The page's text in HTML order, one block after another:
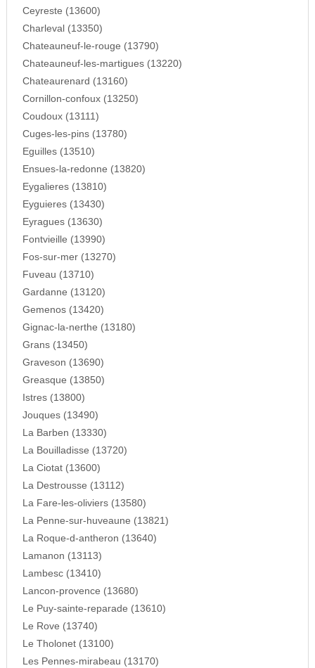
Ceyreste (13600)
Charleval (13350)
Chateauneuf-le-rouge (13790)
Chateauneuf-les-martigues (13220)
Chateaurenard (13160)
Cornillon-confoux (13250)
Coudoux (13111)
Cuges-les-pins (13780)
Eguilles (13510)
Ensues-la-redonne (13820)
Eygalieres (13810)
Eyguieres (13430)
Eyragues (13630)
Fontvieille (13990)
Fos-sur-mer (13270)
Fuveau (13710)
Gardanne (13120)
Gemenos (13420)
Gignac-la-nerthe (13180)
Grans (13450)
Graveson (13690)
Greasque (13850)
Istres (13800)
Jouques (13490)
La Barben (13330)
La Bouilladisse (13720)
La Ciotat (13600)
La Destrousse (13112)
La Fare-les-oliviers (13580)
La Penne-sur-huveaune (13821)
La Roque-d-antheron (13640)
Lamanon (13113)
Lambesc (13410)
Lancon-provence (13680)
Le Puy-sainte-reparade (13610)
Le Rove (13740)
Le Tholonet (13100)
Les Pennes-mirabeau (13170)